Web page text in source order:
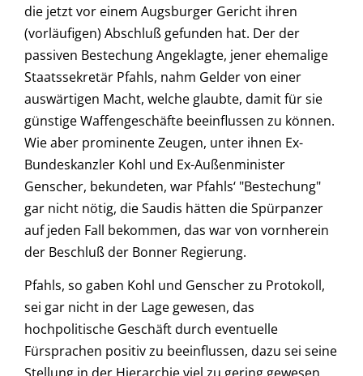
die jetzt vor einem Augsburger Gericht ihren
(vorläufigen) Abschluß gefunden hat. Der der
passiven Bestechung Angeklagte, jener ehemalige
Staatssekretär Pfahls, nahm Gelder von einer
auswärtigen Macht, welche glaubte, damit für sie
günstige Waffengeschäfte beeinflussen zu können.
Wie aber prominente Zeugen, unter ihnen Ex-
Bundeskanzler Kohl und Ex-Außenminister
Genscher, bekundeten, war Pfahls‘ "Bestechung"
gar nicht nötig, die Saudis hätten die Spürpanzer
auf jeden Fall bekommen, das war von vornherein
der Beschluß der Bonner Regierung.
Pfahls, so gaben Kohl und Genscher zu Protokoll,
sei gar nicht in der Lage gewesen, das
hochpolitische Geschäft durch eventuelle
Fürsprachen positiv zu beeinflussen, dazu sei seine